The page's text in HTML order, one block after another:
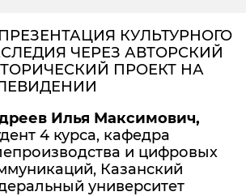
КУЛЬТУРНОГО
ЧЕРЕЗ АВТОРСКИЙ
ПРОЕКТ НА
Илья Максимович,
4 курса, кафедра
и цифровых
Казанский
университет